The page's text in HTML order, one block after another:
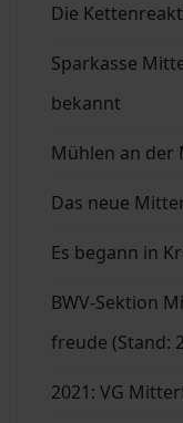
Die
Sparkasse
bekannt
Mühlen an der
Das neue
Es begann in
BWV-Sektion
freude (Stand:
2021: VG